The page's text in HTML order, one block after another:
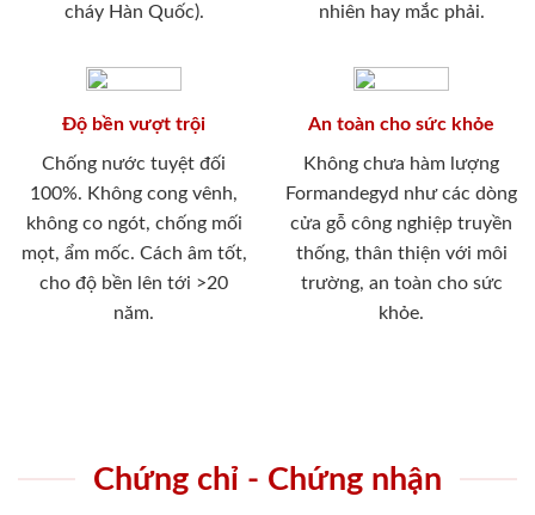
cháy Hàn Quốc).
nhiên hay mắc phải.
Độ bền vượt trội
Chống nước tuyệt đối
100%. Không cong vênh,
không co ngót, chống mối
mọt, ẩm mốc. Cách âm tốt,
cho độ bền lên tới >20
năm.
An toàn cho sức khỏe
Không chưa hàm lượng
Formandegyd như các dòng
cửa gỗ công nghiệp truyền
thống, thân thiện với môi
trường, an toàn cho sức
khỏe.
Chứng chỉ - Chứng nhận